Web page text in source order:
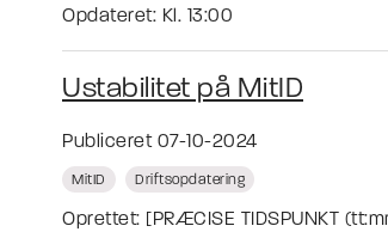
Opdateret: Kl. 13:00
Ustabilitet på MitID
Publiceret 07-10-2024
MitID Driftsopdatering
Oprettet: [PRÆCISE TIDSPUNKT